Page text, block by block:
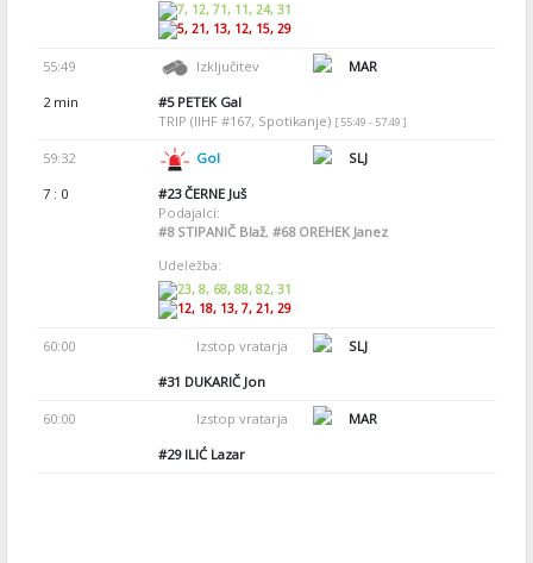
7, 12, 71, 11, 24, 31
5, 21, 13, 12, 15, 29
55:49 Izključitev
MAR
2 min
#5PETEK Gal
TRIP (IIHF #167, Spotikanje) [ 55:49 - 57:49 ]
59:32 Gol
SLJ
7 : 0
#23ČERNE Juš
Podajalci:
#8STIPANIČ Blaž, #68OREHEK Janez
Udeležba:
23, 8, 68, 88, 82, 31
12, 18, 13, 7, 21, 29
60:00 Izstop vratarja
SLJ
#31 DUKARIČ Jon
60:00 Izstop vratarja
MAR
#29ILIĆ Lazar